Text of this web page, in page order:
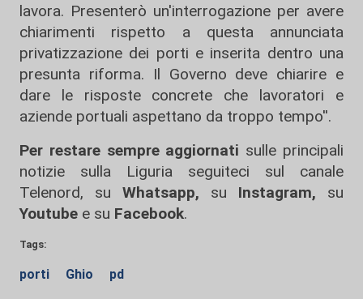
lavora. Presenterò un'interrogazione per avere
chiarimenti rispetto a questa annunciata
privatizzazione dei porti e inserita dentro una
presunta riforma. Il Governo deve chiarire e
dare le risposte concrete che lavoratori e
aziende portuali aspettano da troppo tempo''.
Per restare sempre aggiornati sulle principali
notizie sulla Liguria seguiteci sul canale
Telenord, su
Whatsapp, su Instagram, su
Youtube e su Facebook.
Tags:
porti Ghio pd